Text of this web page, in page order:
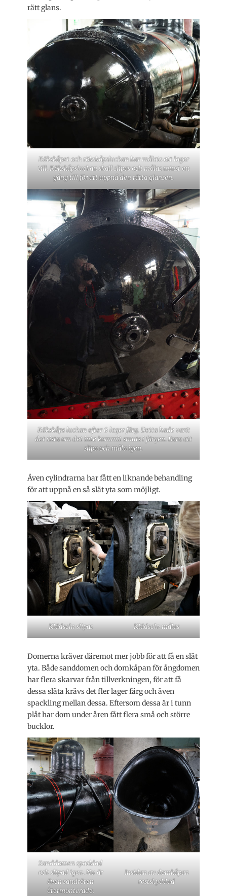
rätt glans.
Rökskåpet och rökskåpsluckan har målats ett lager
till. Rökskåpsluckan skall slipas och målas minst en
gång till för att uppnå den rätta glansen.
Rökskåps luckan efter 6 lager färg. Detta hade varit
det sista om det inte kommit smuts i färgen. Bara att
slipa och måla igen.
Även cylindrarna har fått en liknande behandling
för att uppnå en så slät yta som möjligt.
Klädseln slipas Klädseln målas
Domerna kräver däremot mer jobb för att få en slät
yta. Både sanddomen och domkåpan för ångdomen
har flera skarvar från tillverkningen, för att få
dessa släta krävs det fler lager färg och även
spackling mellan dessa. Eftersom dessa är i tunn
plåt har dom under åren fått flera små och större
bucklor.
Sanddomen spacklad
och slipad igen. Nu är
även sandrören
återmonterade.
Insidan av domkåpan
rostskyddad